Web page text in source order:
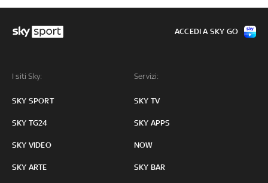
I siti Sky:
SKY SPORT
SKY TG24
SKY VIDEO
SKY ARTE
Servizi:
SKY TV
SKY APPS
NOW
SKY BAR
ACCEDI A SKY GO